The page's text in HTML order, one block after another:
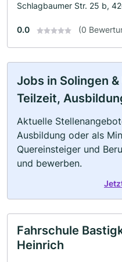
Schlagbaumer Str. 25 b,
0.0 (0
Jobs in Solingen
Teilzeit,
Aktuelle
Ausbildung oder als
Quereinsteiger und
und bewerben.
Fahrschule
Heinrich